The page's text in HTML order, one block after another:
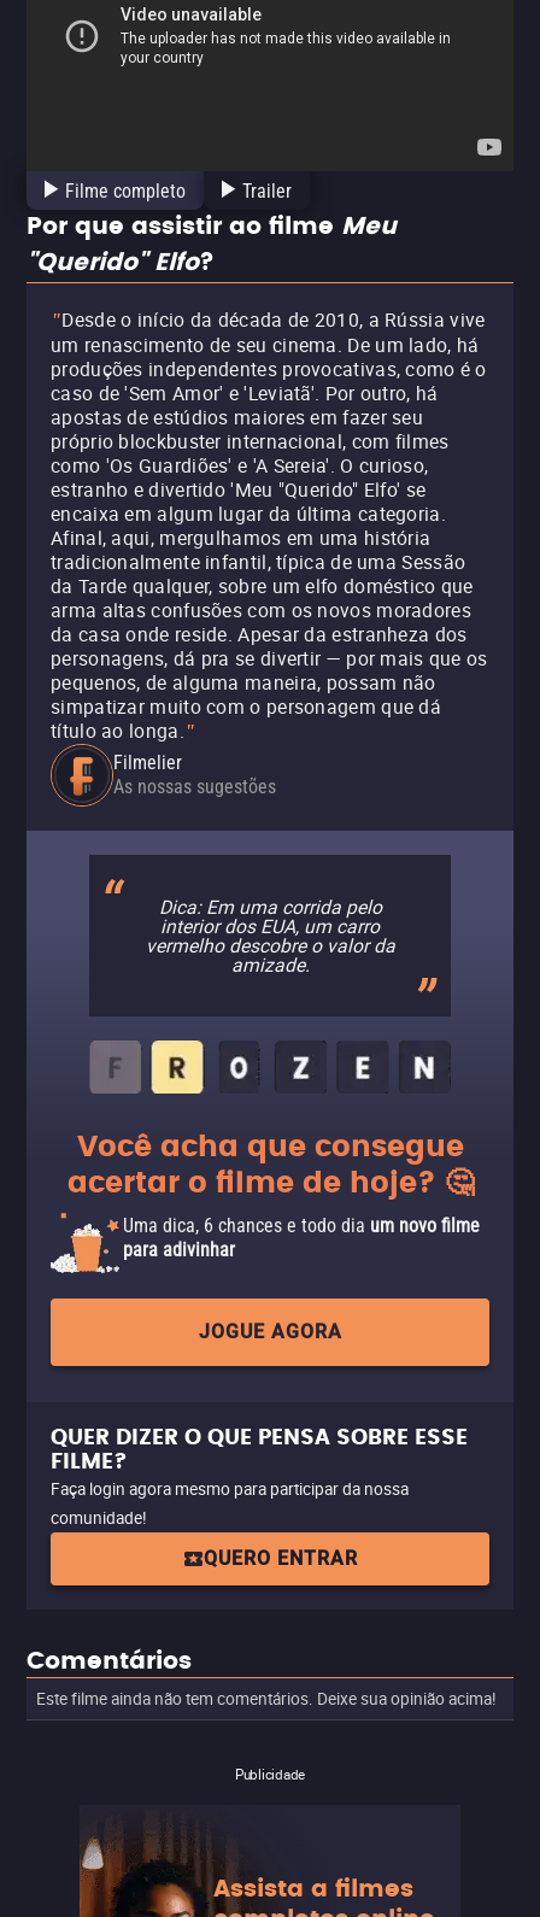
Filme completo Trailer
Por que assistir ao filme Meu
"Querido" Elfo?
"Desde o início da década de 2010, a Rússia vive
um renascimento de seu cinema. De um lado, há
produções independentes provocativas, como é o
caso de 'Sem Amor' e 'Leviatã'. Por outro, há
apostas de estúdios maiores em fazer seu
próprio blockbuster internacional, com filmes
como 'Os Guardiões' e 'A Sereia'. O curioso,
estranho e divertido 'Meu "Querido" Elfo' se
encaixa em algum lugar da última categoria.
Afinal, aqui, mergulhamos em uma história
tradicionalmente infantil, típica de uma Sessão
da Tarde qualquer, sobre um elfo doméstico que
arma altas confusões com os novos moradores
da casa onde reside. Apesar da estranheza dos
personagens, dá pra se divertir — por mais que os
pequenos, de alguma maneira, possam não
simpatizar muito com o personagem que dá
título ao longa."
Filmelier
As nossas sugestões
Dica: Em uma corrida pelo
interior dos EUA, um carro
vermelho descobre o valor da
amizade.
Você acha que consegue
acertar o filme de hoje? 🤔
Uma dica, 6 chances e todo dia um novo filme
para adivinhar
JOGUE AGORA
QUER DIZER O QUE PENSA SOBRE ESSE
FILME?
Faça login agora mesmo para participar da nossa
comunidade!
QUERO ENTRAR
Comentários
Este filme ainda não tem comentários. Deixe sua opinião acima!
Publicidade
Assista a filmes